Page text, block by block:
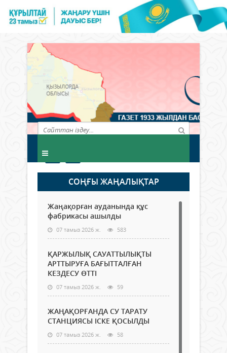
СОҢҒЫ ЖАҢАЛЫҚТАР
Жаңақорған ауданында құс
фабрикасы ашылды
07 тамыз 2026 ж. 583
ҚАРЖЫЛЫҚ САУАТТЫЛЫҚТЫ
АРТТЫРУҒА БАҒЫТТАЛҒАН
КЕЗДЕСУ ӨТТІ
07 тамыз 2026 ж. 59
ЖАҢАҚОРҒАНДА СУ ТАРАТУ
СТАНЦИЯСЫ ІСКЕ ҚОСЫЛДЫ
07 тамыз 2026 ж. 58